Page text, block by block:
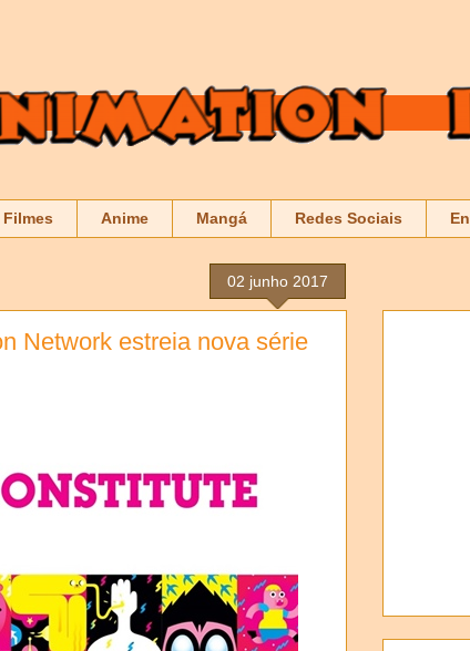
Filmes Anime Mangá Redes Sociais
02 junho 2017
Network estreia nova série